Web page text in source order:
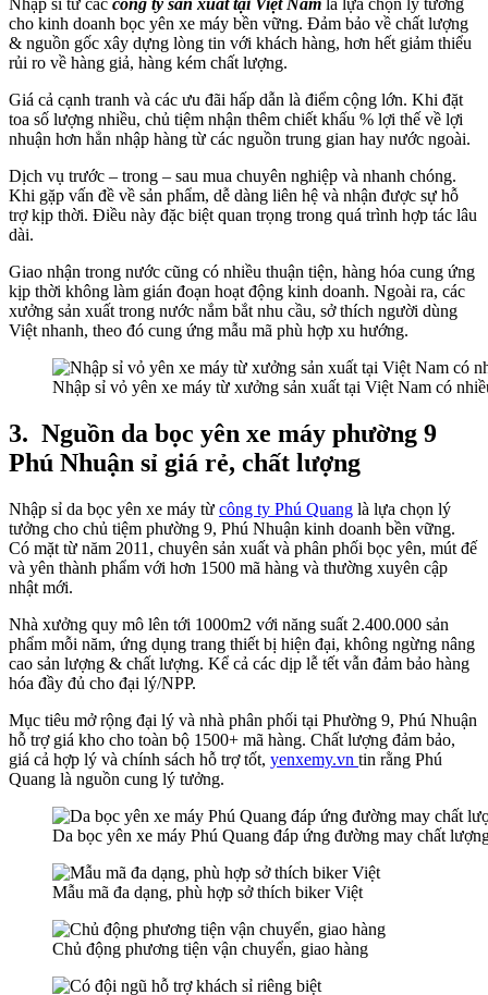
Nhập sỉ từ các công ty sản xuất tại Việt Nam là lựa chọn lý tưởng
cho kinh doanh bọc yên xe máy bền vững. Đảm bảo về chất lượng
& nguồn gốc xây dựng lòng tin với khách hàng, hơn hết giảm thiểu
rủi ro về hàng giả, hàng kém chất lượng.
Giá cả cạnh tranh và các ưu đãi hấp dẫn là điểm cộng lớn. Khi đặt
toa số lượng nhiều, chủ tiệm nhận thêm chiết khấu % lợi thế về lợi
nhuận hơn hẳn nhập hàng từ các nguồn trung gian hay nước ngoài.
Dịch vụ trước – trong – sau mua chuyên nghiệp và nhanh chóng.
Khi gặp vấn đề về sản phẩm, dễ dàng liên hệ và nhận được sự hỗ
trợ kịp thời. Điều này đặc biệt quan trọng trong quá trình hợp tác lâu
dài.
Giao nhận trong nước cũng có nhiều thuận tiện, hàng hóa cung ứng
kịp thời không làm gián đoạn hoạt động kinh doanh. Ngoài ra, các
xưởng sản xuất trong nước nắm bắt nhu cầu, sở thích người dùng
Việt nhanh, theo đó cung ứng mẫu mã phù hợp xu hướng.
Nhập sỉ vỏ yên xe máy từ xưởng sản xuất tại Việt Nam có
3. Nguồn da bọc yên xe máy phường 9
Phú Nhuận sỉ giá rẻ, chất lượng
Nhập sỉ da bọc yên xe máy từ công ty Phú Quang là lựa chọn lý
tưởng cho chủ tiệm phường 9, Phú Nhuận kinh doanh bền vững.
Có mặt từ năm 2011, chuyên sản xuất và phân phối bọc yên, mút đế
và yên thành phẩm với hơn 1500 mã hàng và thường xuyên cập
nhật mới.
Nhà xưởng quy mô lên tới 1000m2 với năng suất 2.400.000 sản
phẩm mỗi năm, ứng dụng trang thiết bị hiện đại, không ngừng nâng
cao sản lượng & chất lượng. Kể cả các dịp lễ tết vẫn đảm bảo hàng
hóa đầy đủ cho đại lý/NPP.
Mục tiêu mở rộng đại lý và nhà phân phối tại Phường 9, Phú Nhuận
hỗ trợ giá kho cho toàn bộ 1500+ mã hàng. Chất lượng đảm bảo,
giá cả hợp lý và chính sách hỗ trợ tốt, yenxemy.vn tin rằng Phú
Quang là nguồn cung lý tưởng.
Da bọc yên xe máy Phú Quang đáp ứng đường may chất
Mẫu mã đa dạng, phù hợp sở thích biker Việt
Chủ động phương tiện vận chuyển, giao hàng